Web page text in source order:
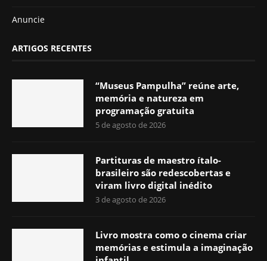
Anuncie
ARTIGOS RECENTES
“Museus Pampulha” reúne arte,
memória e natureza em
programação gratuita
5 de agosto de 2026
Partituras de maestro ítalo-
brasileiro são redescobertas e
viram livro digital inédito
3 de agosto de 2026
Livro mostra como o cinema criar
memórias e estimula a imaginação